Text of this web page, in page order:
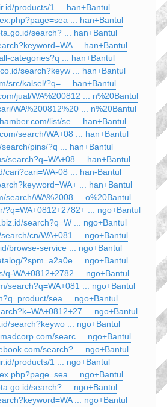
products/1 ... han+Bantul
... han+Bantul
search? ... han+Bantul
... han+Bantul
categories?q ... han+Bantul
search?keyw ... han+Bantul
src/kalsel/?q= ... han+Bantul
jual/WA%200812 ... n%20Bantul
WA%200812%20 ... n%20Bantul
list/se ... han+Bantul
search/WA+08 ... han+Bantul
pins/?q ... han+Bantul
search?q=WA+08 ... han+Bantul
cari?cari=WA-08 ... han-Bantul
... han+Bantul
search/WA%2008 ... o%20Bantul
?q=WA+0812+2782+ ... ngo+Bantul
search?q=W ... ngo+Bantul
cn/WA+081 ... ngo+Bantul
browse-service ... ngo+Bantul
?spm=a2a0e ... ngo+Bantul
q-WA+0812+2782 ... ngo+Bantul
search?q=WA+081 ... ngo+Bantul
sea ... ngo+Bantul
... ngo+Bantul
search?keywo ... ngo+Bantul
searc ... ngo+Bantul
search? ... ngo+Bantul
products/1 ... ngo+Bantul
... ngo+Bantul
search? ... ngo+Bantul
... ngo+Bantul